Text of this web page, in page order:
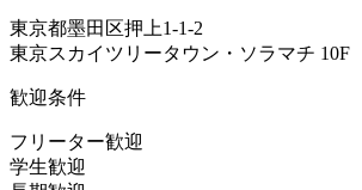
東京都墨田区押上1-1-2
東京スカイツリータウン・ソラマチ 10F
歓迎条件
フリーター歓迎
学生歓迎